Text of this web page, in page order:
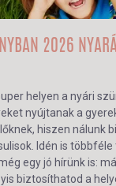
2026
helyen a nyári
nyújtanak a
hiszen nálunk
Idén is többféle
egy jó hírünk is:
biztosíthatod a